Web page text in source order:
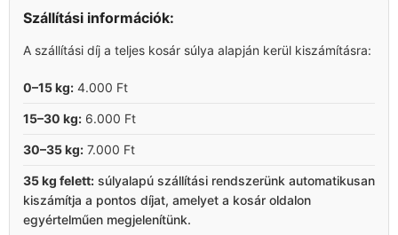
Szállítási információk:
A szállítási díj a teljes kosár súlya alapján kerül kiszámításra:
0–15 kg: 4.000 Ft
15–30 kg: 6.000 Ft
30–35 kg: 7.000 Ft
35 kg felett: súlyalapú szállítási rendszerünk automatikusan
kiszámítja a pontos díjat, amelyet a kosár oldalon
egyértelműen megjelenítünk.